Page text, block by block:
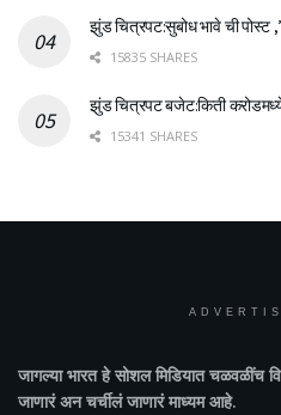
झुंड चित्रपट:सुबोध भावे ची पोस्ट
15835 SHARES
झुंड चित्रपट बजेट:किती
15341 SHARES
जागल्या भारतहे सोशल मिडियात चळवळींच
जाणारं अन चर्चीलं जाणारं माध्यम आहे.